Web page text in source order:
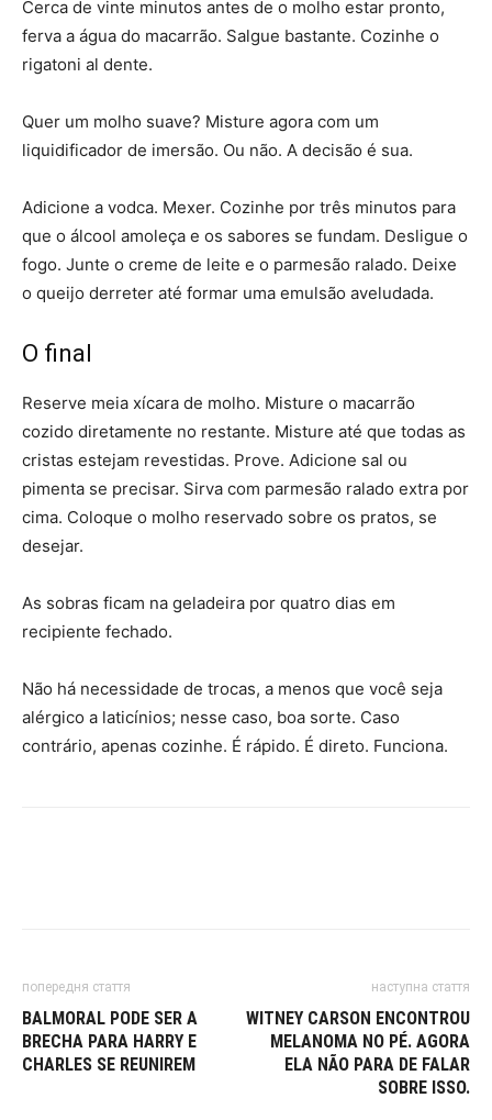
Cerca de vinte minutos antes de o molho estar pronto,
ferva a água do macarrão. Salgue bastante. Cozinhe o
rigatoni al dente.
Quer um molho suave? Misture agora com um
liquidificador de imersão. Ou não. A decisão é sua.
Adicione a vodca. Mexer. Cozinhe por três minutos para
que o álcool amoleça e os sabores se fundam. Desligue o
fogo. Junte o creme de leite e o parmesão ralado. Deixe
o queijo derreter até formar uma emulsão aveludada.
O final
Reserve meia xícara de molho. Misture o macarrão
cozido diretamente no restante. Misture até que todas as
cristas estejam revestidas. Prove. Adicione sal ou
pimenta se precisar. Sirva com parmesão ralado extra por
cima. Coloque o molho reservado sobre os pratos, se
desejar.
As sobras ficam na geladeira por quatro dias em
recipiente fechado.
Não há necessidade de trocas, a menos que você seja
alérgico a laticínios; nesse caso, boa sorte. Caso
contrário, apenas cozinhe. É rápido. É direto. Funciona.
попередня стаття
BALMORAL PODE SER A
BRECHA PARA HARRY E
CHARLES SE REUNIREM
наступна стаття
WITNEY CARSON ENCONTROU
MELANOMA NO PÉ. AGORA
ELA NÃO PARA DE FALAR
SOBRE ISSO.